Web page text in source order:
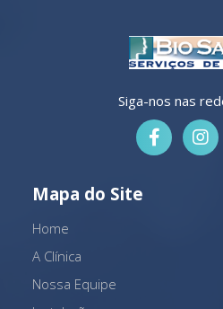
Siga-nos nas
Mapa do Site
Home
A Clínica
Nossa Equipe